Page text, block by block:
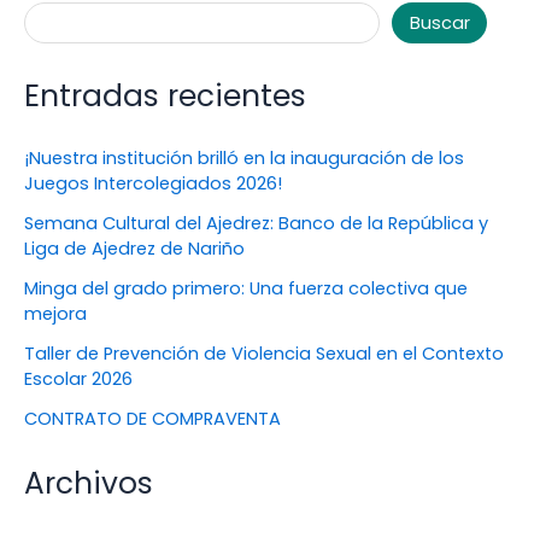
Buscar
Entradas recientes
¡Nuestra institución brilló en la inauguración de los
Juegos Intercolegiados 2026!
Semana Cultural del Ajedrez: Banco de la República y
Liga de Ajedrez de Nariño
Minga del grado primero: Una fuerza colectiva que
mejora
Taller de Prevención de Violencia Sexual en el Contexto
Escolar 2026
CONTRATO DE COMPRAVENTA
Archivos